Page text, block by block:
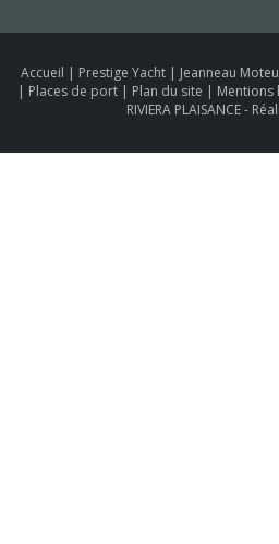
Accueil | Prestige Yacht | Jeanneau
| Places de port | Plan du site | Mentions
RIVIERA PLAISANCE -